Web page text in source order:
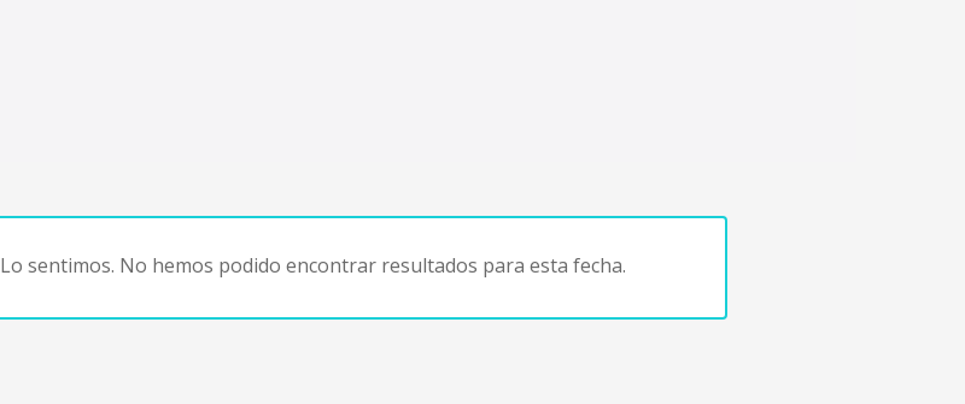
Lo sentimos. No hemos podido encontrar resultados para esta fecha.